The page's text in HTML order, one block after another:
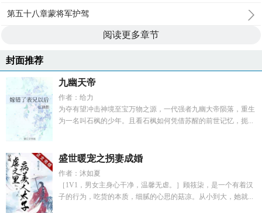
第五十八章蒙将军护驾
阅读更多章节
封面推荐
九幽天帝
作者：给力
为夺有望冲击神境至宝万物之源，一代强者九幽大帝陨落，重生
为一名叫石枫的少年。且看石枫如何凭借苏醒的前世记忆，扼...
盛世暖宠之拐妻成婚
作者：沐如夏
［1V1，男女主身心干净，温馨无虐。］顾筱柒，是一个有着汉
子的行为，吃货的本质，细腻的心思的菇凉。从小到大，她就...